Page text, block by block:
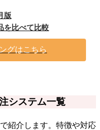
版
を比べて比較
グはこちら
システム一覧
紹介します。特徴や対応